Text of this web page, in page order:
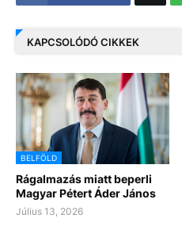
KAPCSOLÓDÓ CIKKEK
BELFÖLD
Rágalmazás miatt beperli
Magyar Pétert Áder János
Július 13, 2026